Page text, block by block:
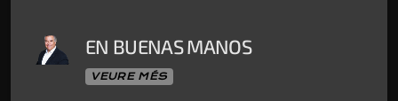
EN BUENAS MANOS
VEURE MÉS